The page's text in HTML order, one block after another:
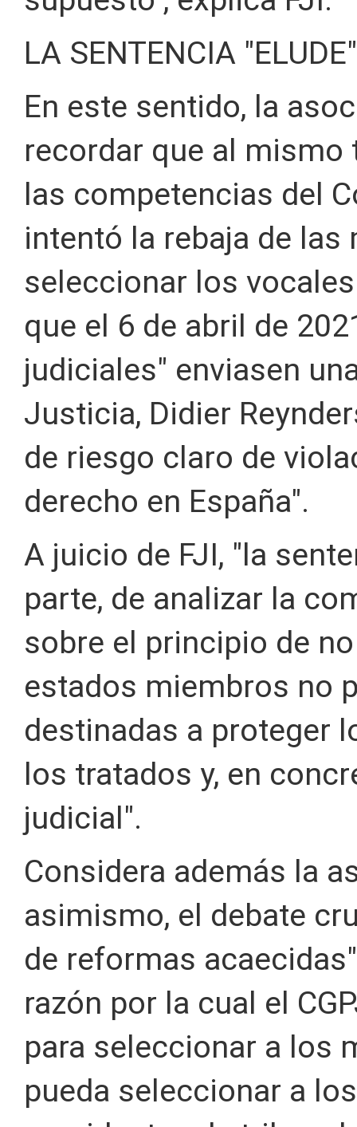
LA SENTENCIA
En este sentido, la
recordar que al
las competencias del
intentó la rebaja de las
seleccionar los
que el 6 de abril de
judiciales" enviasen
Justicia, Didier
de riesgo claro de
derecho en España".
A juicio de FJI, "la
parte, de analizar la
sobre el principio de
estados miembros no
destinadas a proteger
los tratados y, en
judicial".
Considera además la
asimismo, el debate
de reformas
razón por la cual el
para seleccionar a los
pueda seleccionar a